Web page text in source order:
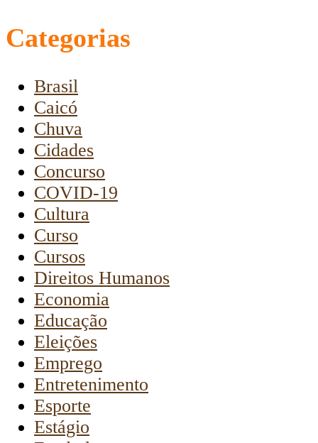
Categorias
Brasil
Caicó
Chuva
Cidades
Concurso
COVID-19
Cultura
Curso
Cursos
Direitos Humanos
Economia
Educação
Eleições
Emprego
Entretenimento
Esporte
Estágio